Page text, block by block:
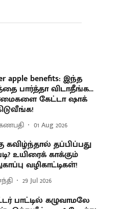
apple benefits: இந்த
பார்த்தா விடாதீங்க...
கேட்டா ஷாக்
கணபதி 01 Aug 2026
கவிழ்ந்தால் தப்பிப்பது
உயிரைக் காக்கும்
வழிகாட்டிகள்!
29 Jul 2026
பாட்டில் கழுவாமலே